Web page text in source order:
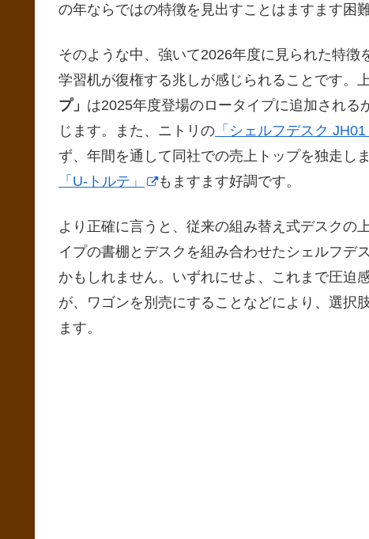
の年ならではの特徴を見出すことはますます困
そのような中、強いて2026年度に見られた特
学習机が復権する兆しが感じられることです。
プ」 は2025年度登場のロータイプに追加され
じます。また、ニトリの 「シェルフデスク JH01
ず、年間を通して同社での売上トップを独走し
「U-トルテ」
もますます好調です。
より正確に言うと、従来の組み替え式デスクの
イプの書棚とデスクを組み合わせたシェルフデ
かもしれません。いずれにせよ、これまで圧迫
が、ワゴンを別売にすることなどにより、選択
ます。